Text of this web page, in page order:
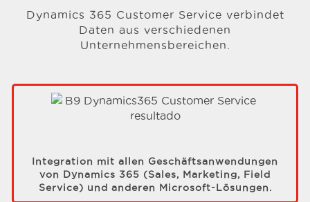
Dynamics 365 Customer Service verbindet
Daten aus verschiedenen
Unternehmensbereichen.
Integration mit allen Geschäftsanwendungen
von Dynamics 365 (Sales, Marketing, Field
Service) und anderen Microsoft-Lösungen.